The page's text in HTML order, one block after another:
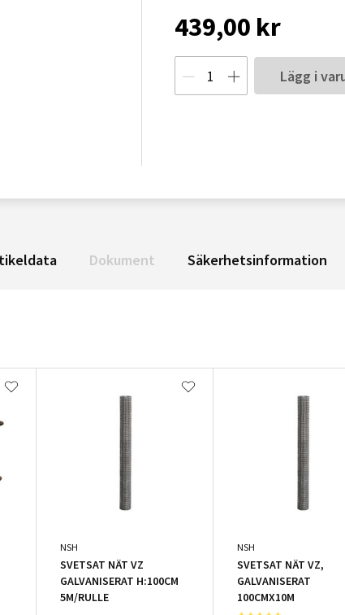
439,00 kr
Lägg i
Dokument Säkerhetsinformation
NSH
SVETSAT NÄT VZ
GALVANISERAT H:100CM
5M/RULLE
NSH
SVETSAT NÄT VZ,
GALVANISERAT
100CMX10M